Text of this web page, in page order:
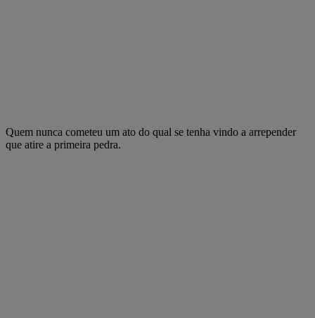
Quem nunca cometeu um ato do qual se tenha vindo a arrepender
que atire a primeira pedra.